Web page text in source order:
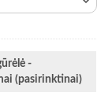
-
(pasirinktinai)